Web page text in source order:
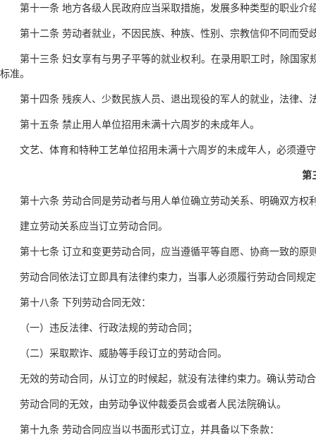
第十一条 地方各级人民政府应当采取措施，发展多种类型的职业介
第十二条 劳动者就业，不因民族、种族、性别、宗教信仰不同而受
第十三条 妇女享有与男子平等的就业权利。在录用职工时，除国
标准。
第十四条 残疾人、少数民族人员、退出现役的军人的就业，法律、
第十五条 禁止用人单位招用未满十六周岁的未成年人。
文艺、体育和特种工艺单位招用未满十六周岁的未成年人，必须遵
第
第十六条 劳动合同是劳动者与用人单位确立劳动关系、明确双方权
建立劳动关系应当订立劳动合同。
第十七条 订立和变更劳动合同，应当遵循平等自愿、协商一致的原
劳动合同依法订立即具有法律约束力，当事人必须履行劳动合同规
第十八条 下列劳动合同无效：
（一）违反法律、行政法规的劳动合同；
（二）采取欺诈、威胁等手段订立的劳动合同。
无效的劳动合同，从订立的时候起，就没有法律约束力。确认劳动
劳动合同的无效，由劳动争议仲裁委员会或者人民法院确认。
第十九条 劳动合同应当以书面形式订立，并具备以下条款：